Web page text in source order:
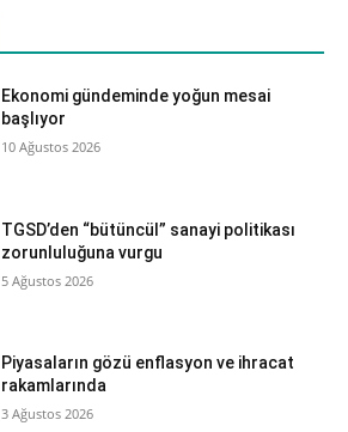
Ekonomi gündeminde yoğun mesai
başlıyor
10 Ağustos 2026
TGSD’den “bütüncül” sanayi politikası
zorunluluğuna vurgu
5 Ağustos 2026
Piyasaların gözü enflasyon ve ihracat
rakamlarında
3 Ağustos 2026